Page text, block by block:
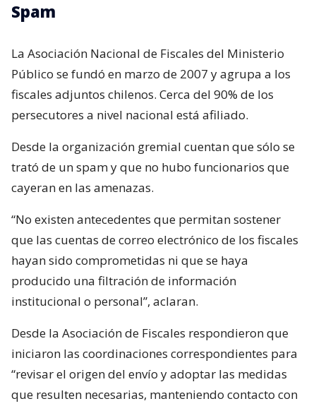
Spam
La Asociación Nacional de Fiscales del Ministerio
Público se fundó en marzo de 2007 y agrupa a los
fiscales adjuntos chilenos. Cerca del 90% de los
persecutores a nivel nacional está afiliado.
Desde la organización gremial cuentan que sólo se
trató de un spam y que no hubo funcionarios que
cayeran en las amenazas.
“No existen antecedentes que permitan sostener
que las cuentas de correo electrónico de los fiscales
hayan sido comprometidas ni que se haya
producido una filtración de información
institucional o personal”, aclaran.
Desde la Asociación de Fiscales respondieron que
iniciaron las coordinaciones correspondientes para
“revisar el origen del envío y adoptar las medidas
que resulten necesarias, manteniendo contacto con